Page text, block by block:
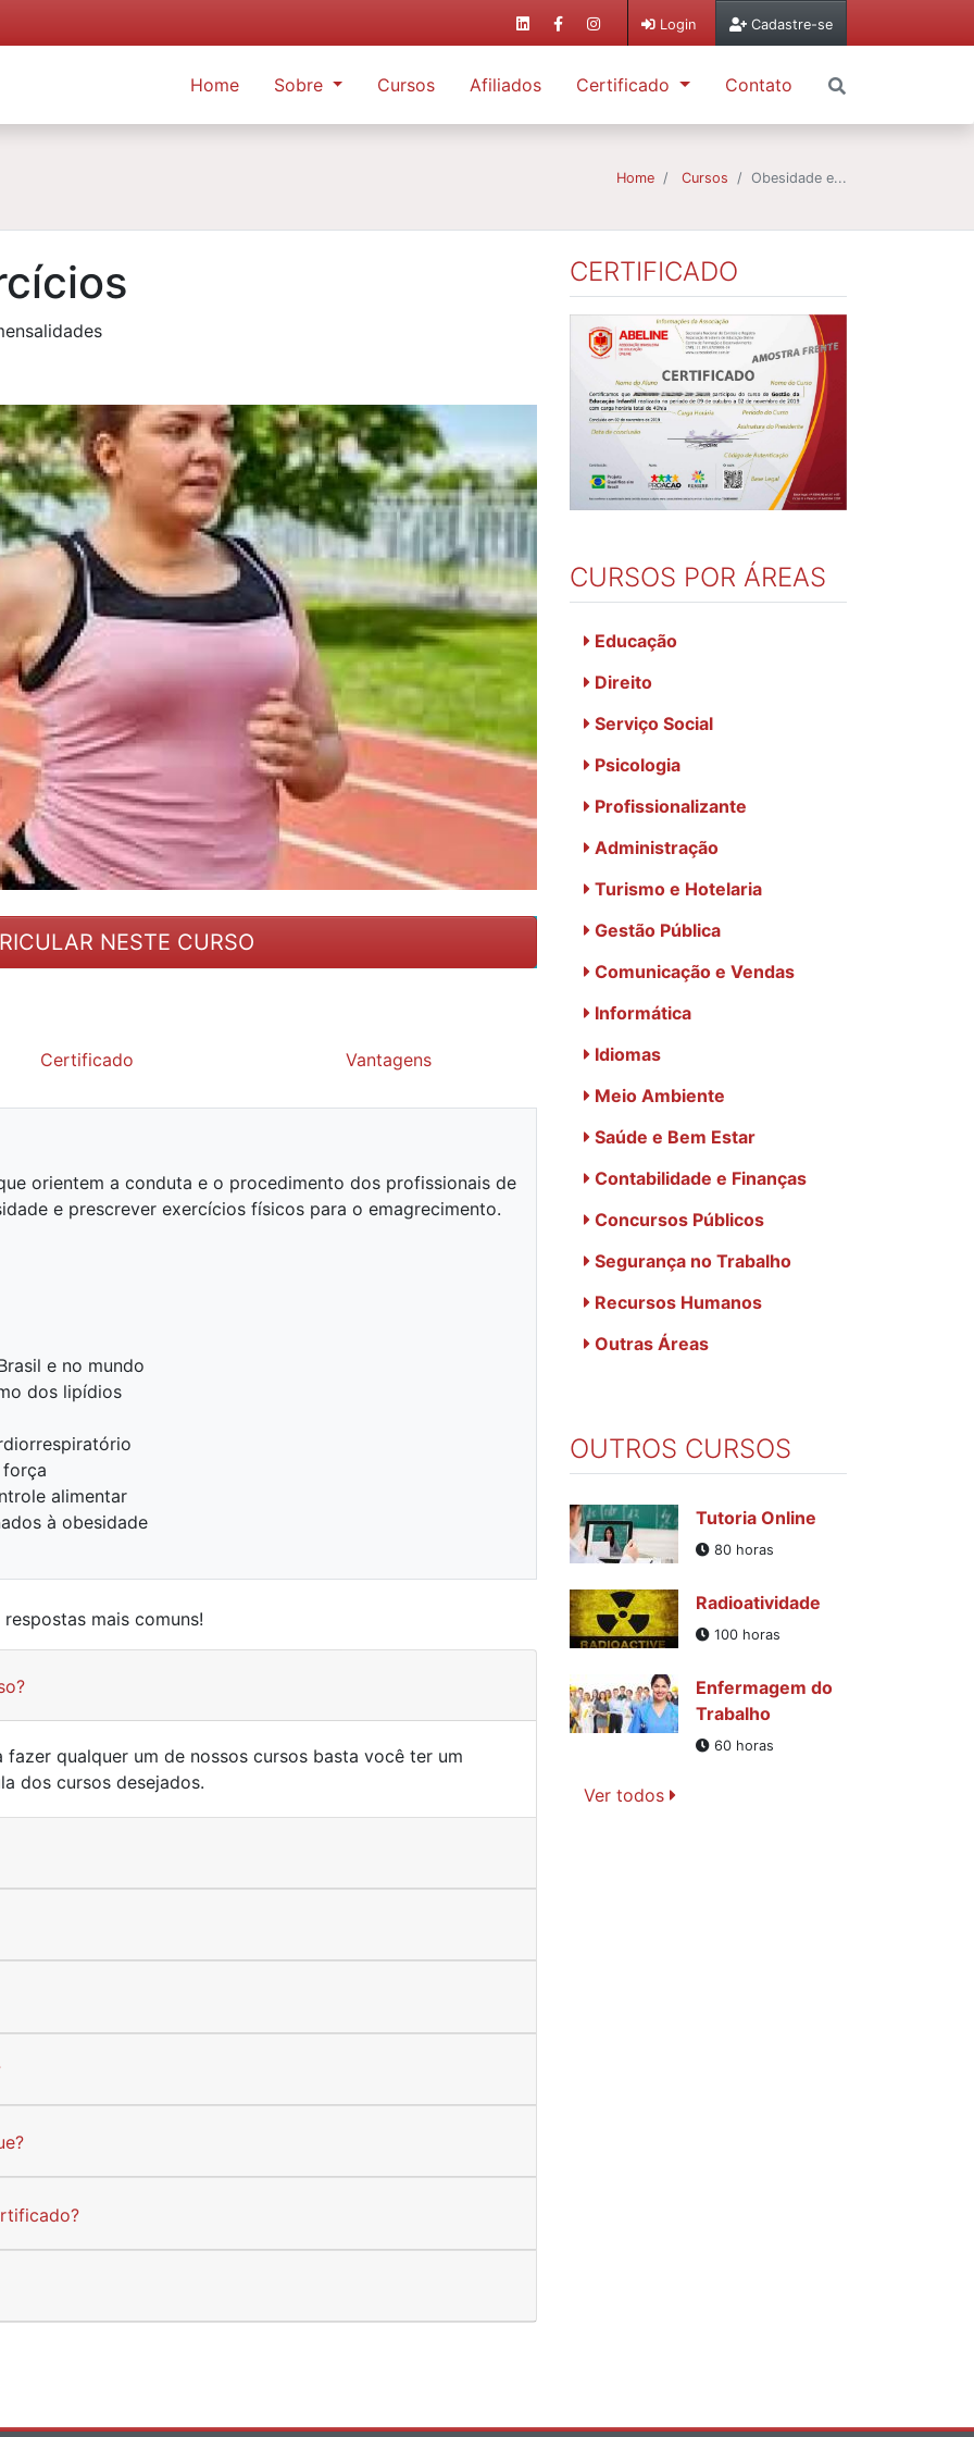
Login Cadastre-se
Home Sobre Cursos Afiliados Certificado Contato
Home Cursos Obesidade e...
NESTE CURSO
Certificado Vantagens
orientem a conduta e o procedimento dos profissionais de
e prescrever exercícios físicos para o emagrecimento.
e no mundo
dos lipídios
alimentar
à obesidade
mais comuns!
qualquer um de nossos cursos basta você ter um
dos cursos desejados.
CERTIFICADO
CURSOS POR ÁREAS
Educação
Direito
Serviço Social
Psicologia
Profissionalizante
Administração
Turismo e Hotelaria
Gestão Pública
Comunicação e Vendas
Informática
Idiomas
Meio Ambiente
Saúde e Bem Estar
Contabilidade e Finanças
Concursos Públicos
Segurança no Trabalho
Recursos Humanos
Outras Áreas
OUTROS CURSOS
Tutoria Online
80 horas
Radioatividade
100 horas
Enfermagem do
Trabalho
60 horas
Ver todos